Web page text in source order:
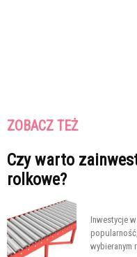
ZOBACZ TEŻ
Czy warto
rolkowe?
Inwestycje
wybieranym